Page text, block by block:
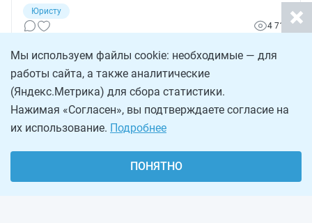
Юристу
4 715
Мы используем файлы cookie: необходимые — для
работы сайта, а также аналитические
(Яндекс.Метрика) для сбора статистики.
Нажимая «Согласен», вы подтверждаете согласие на
их использование. Подробнее
ПОНЯТНО